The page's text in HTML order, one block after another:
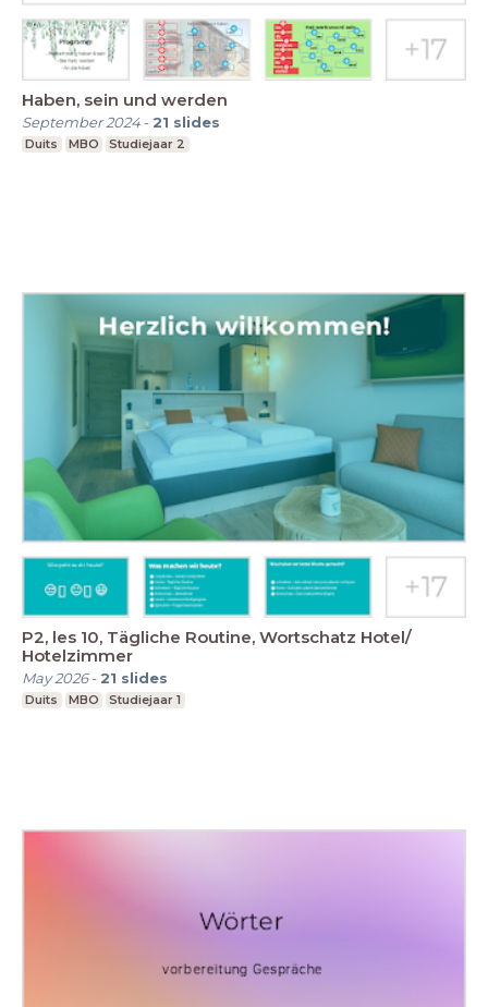
Haben, sein und werden
September 2024- 21 slides
Duits MBO Studiejaar 2
P2, les 10, Tägliche Routine, Wortschatz Hotel/
Hotelzimmer
May 2026- 21 slides
Duits MBO Studiejaar 1